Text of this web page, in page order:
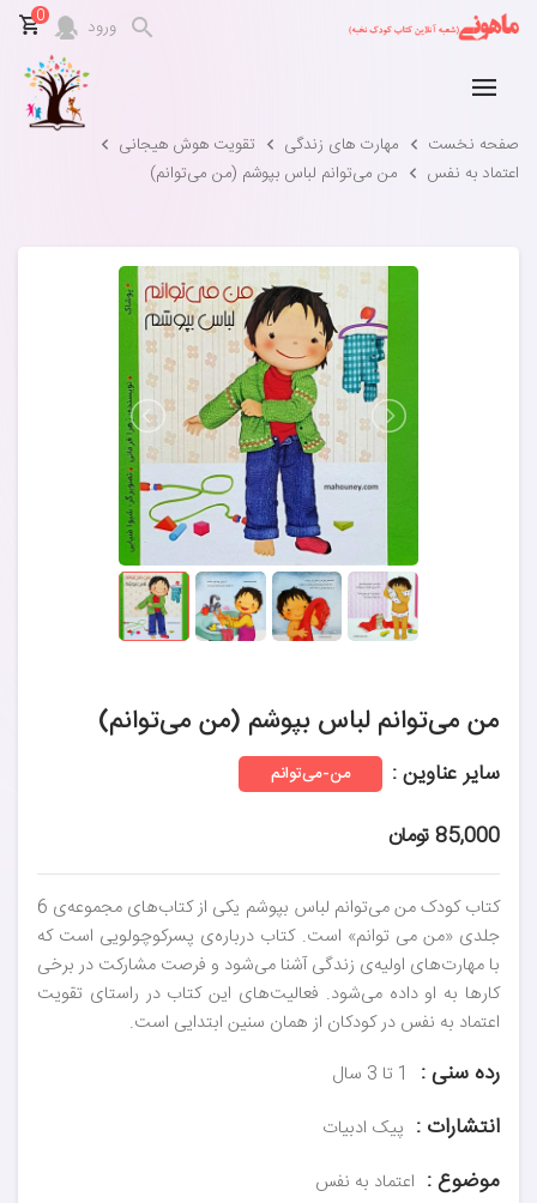
ورود 0
صفحه نخست مهارت های زندگی
تقویت هوش هیجانی
اعتماد به نفس
من می‌توانم لباس بپوشم (من می‌توانم)
من می‌توانم لباس بپوشم (من می‌توانم)
سایر عناوین : من-می‌توانم
85,000 تومان
کتاب کودک من می‌توانم لباس بپوشم یکی از کتاب‌های مجموعه‌ی 6
جلدی «من می توانم» است. کتاب درباره‌ی پسرکوچولویی است که
با مهارت‌های اولیه‌ی زندگی آشنا می‌شود و فرصت مشارکت در برخی
کارها به او داده می‌شود. فعالیت‌های این کتاب در راستای تقویت
اعتماد به نفس در کودکان از همان سنین ابتدایی است.
رده سنی : 1 تا 3 سال
انتشارات : پیک ادبیات
موضوع : اعتماد به نفس